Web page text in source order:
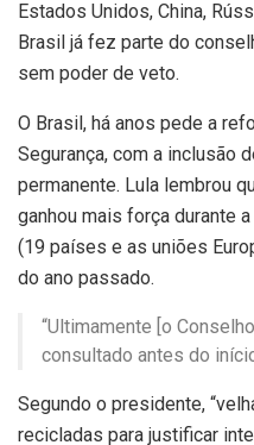
Estados Unidos, China,
Brasil já fez parte do
sem poder de veto.
O Brasil, há anos pede a
Segurança, com a inclusão
permanente. Lula lembrou
ganhou mais força durante
(19 países e as uniões
do ano passado.
“Ultimamente [o
consultado antes do
Segundo o presidente,
recicladas para justificar